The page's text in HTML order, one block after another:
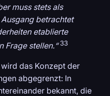
muss stets als
betrachtet
etablierte
Frage stellen.“ 33
das Konzept der
abgegrenzt: In
bekannt, die